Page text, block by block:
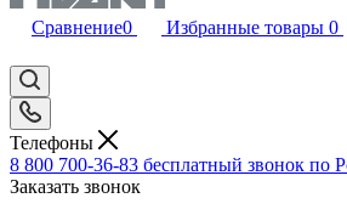
Сравнение0 Избранные товары 0
Телефоны
8 800 700-36-83 бесплатный звонок по
Заказать звонок